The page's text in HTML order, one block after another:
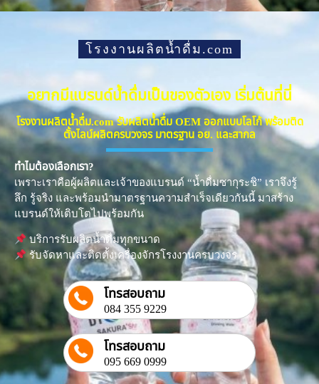
โรงงานผลิตน้ำดื่ม.com
อยากมีแบรนด์น้ำดื่มเป็นของตัวเอง เริ่มต้นที่นี่
โรงงานผลิตน้ำดื่ม.com รับผลิตน้ำดื่ม OEM ออกแบบโลโก้ พร้อมติด
ตั้งไลน์ผลิตครบวงจร มาตรฐาน อย. และสากล
ทำไมต้องเลือกเรา?
เพราะเราคือผู้ผลิตและเจ้าของแบรนด์ “น้ำดื่มซากุระชิ” เราจึงรู้
ลึก รู้จริง และพร้อมนำมาตรฐานความสำเร็จเดียวกันนี้ มาสร้าง
แบรนด์ให้เติบโตไปพร้อมกัน
บริการรับผลิตน้ำดื่มทุกขนาด
รับจัดหาและติดตั้งเครื่องจักรโรงงานครบวงจร
โทรสอบถาม
084 355 9229
โทรสอบถาม
095 669 0999